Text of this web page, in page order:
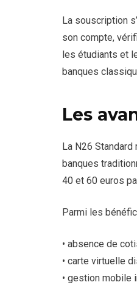
La souscription
son compte,
les étudiants et
banques
Les
La N26
banques
40 et 60 euros
Parmi les
• absence de
• carte virtuelle
• gestion mobile